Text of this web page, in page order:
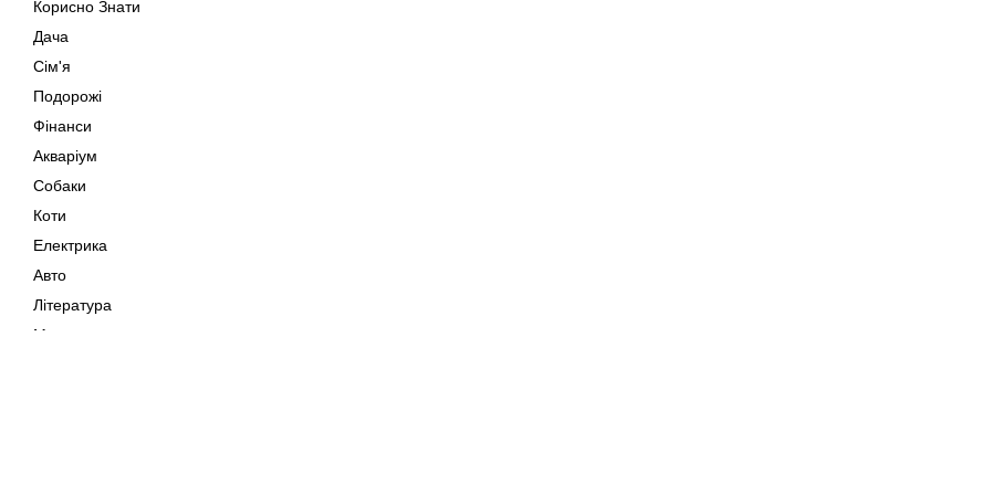
Корисно Знати
Дача
Сім'я
Подорожі
Фінанси
Акваріум
Собаки
Коти
Електрика
Авто
Література
Музика